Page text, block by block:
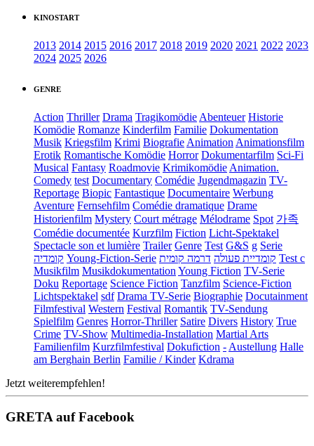
KINOSTART
2013 2014 2015 2016 2017 2018 2019 2020 2021 2022 2023
2024 2025 2026
GENRE
Action Thriller Drama Tragikomödie Abenteuer Historie
Komödie Romanze Kinderfilm Familie Dokumentation
Musik Kriegsfilm Krimi Biografie Animation Animationsfilm
Erotik Romantische Komödie Horror Dokumentarfilm Sci-Fi
Musical Fantasy Roadmovie Krimikomödie Animation.
Comedy test Documentary Comédie Jugendmagazin TV-
Reportage Biopic Fantastique Documentaire Werbung
Aventure Fernsehfilm Comédie dramatique Drame
Historienfilm Mystery Court métrage Mélodrame Spot 가족
Comédie documentée Kurzfilm Fiction Licht-Spektakel
Spectacle son et lumière Trailer Genre Test G&S g Serie
קומדיה Young-Fiction-Serie קומדיית פעולה דרמה קומית
Test c
Musikfilm Musikdokumentation Young Fiction TV-Serie
Doku Reportage Science Fiction Tanzfilm Science-Fiction
Lichtspektakel sdf Drama TV-Serie Biographie Docutainment
Filmfestival Western Festival Romantik TV-Sendung
Spielfilm Genres Horror-Thriller Satire Divers History True
Crime TV-Show Multimedia-Installation Martial Arts
Familienfilm Kurzfilmfestival Dokufiction - Austellung Halle
am Berghain Berlin Familie / Kinder Kdrama
Jetzt weiterempfehlen!
GRETA auf Facebook